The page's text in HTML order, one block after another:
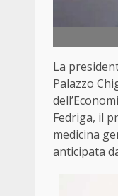
La
Palazzo
Fedriga, il
medicina
anticipata